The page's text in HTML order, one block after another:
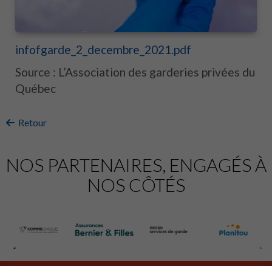
infofgarde_2_decembre_2021.pdf
Source : L’Association des garderies privées du
Québec
Retour
NOS PARTENAIRES, ENGAGÉS À
NOS CÔTÉS
‹ ›